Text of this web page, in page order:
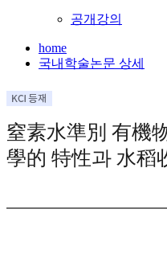
공개강의
home
국내학술논문 상세
窒素水準別 有機
學的 特性과 水稻